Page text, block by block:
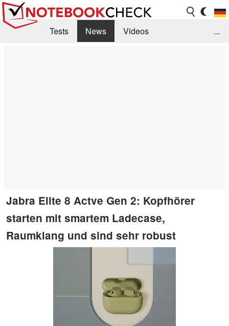
Tests News
Videos
...
Jabra Elite 8 Actve Gen 2: Kopfhörer
starten mit smartem Ladecase,
Raumklang und sind sehr robust